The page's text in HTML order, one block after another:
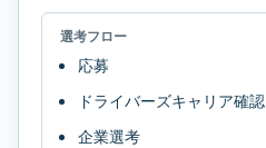
選考フロー
応募
ドライバーズキャリア確認
企業選考